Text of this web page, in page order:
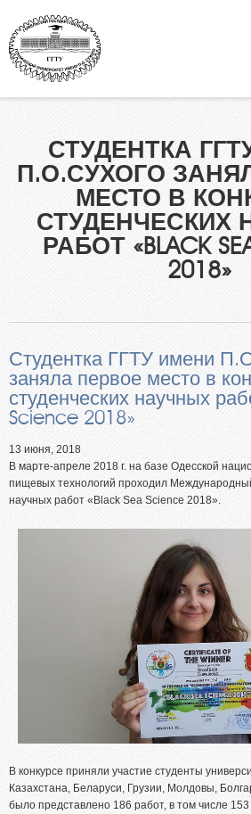
Высшее образование в сокращенные
Нормативные документы
Специальности
Информация о ходе приёмной кампании
Целевая подготовка
Абитуриентам из Российской
Зачисление без вступительных
Родителям абитуриентов
Часто задаваемые вопросы
Централизованное тестирование
Репетиционное тестирование
Профориентанционные мероприятия
КОНТАКТЫ
ИТОГИ ПРИЁМА ПРОШЛЫХ ЛЕТ
САЙТ УНИВЕРСИТЕТА
СТУДЕНТКА
П.О.СУХОГО
МЕСТО В
СТУДЕНЧЕСКИХ
РАБОТ «BLACK
2018»
Студентка ГГТУ имени
заняла первое место в
студенческих научных
Science 2018»
13 июня, 2018
В марте-апреле 2018 г. на базе Одесской
пищевых технологий проходил
научных работ «Black Sea Science 2018».
В конкурсе приняли участие студенты
Казахстана, Беларуси, Грузии, Молдовы,
было представлено 186 работ, в том числе